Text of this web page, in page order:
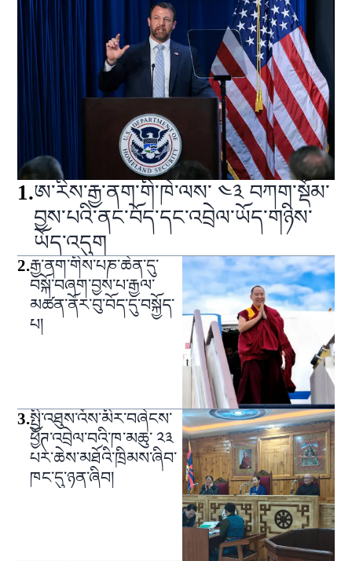
1.ཨ་རིས་རྒྱ་ནག་གི་ཁེ་ལས་ ༤༣ བཀག་སྡོམ་
བྱས་པའི་ནང་བོད་དང་འབྲེལ་ཡོད་གཉིས་
ཡོད་འདུག
2.རྒྱ་ནག་གིས་པཎ་ཆེན་དུ་
བསྐོ་བཞག་བྱས་པ་རྒྱལ་
མཚན་ནོར་བུ་བོད་དུ་བསྐྱོད་
པ།
3.སྤྱི་འཐུས་འོས་མིར་བཞེངས་
ཕྱོཊ་འབྲེལ་བའི་ཁ་མཆུ་ ༢༣
པར་ཆེས་མཐོའི་ཁྲིམས་ཞིབ་
ཁང་དུ་ཉན་ཞིབ།